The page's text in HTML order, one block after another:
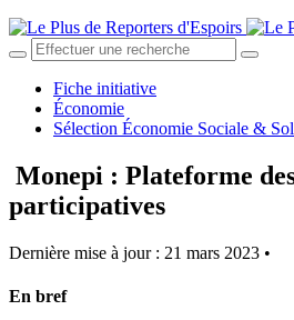
Fiche initiative
Économie
Sélection Économie Sociale &
Monepi : Plateforme
participatives
Dernière mise à jour : 21 mars 2023 •
En bref